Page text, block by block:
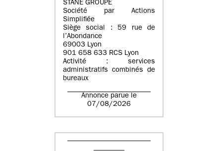
STANE GROUPE
Société par Actions
Simplifiée
Siège social : 59 rue de
l’Abondance
69003 Lyon
901 658 633 RCS Lyon
Activité : services
administratifs combinés de
bureaux
Annonce parue le
07/08/2026